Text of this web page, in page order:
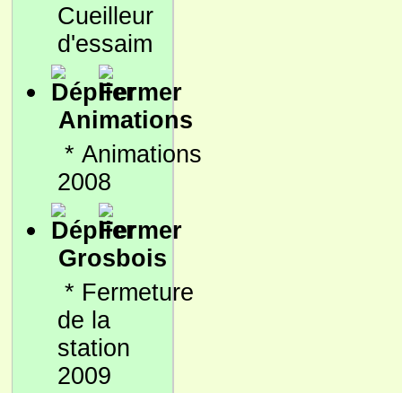
Cueilleur
d'essaim
Animations
* Animations
2008
Grosbois
* Fermeture
de la
station
2009